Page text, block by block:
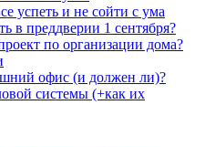
успеть и не сойти с ума
в преддверии 1 сентября?
по организации дома?
офис (и должен ли)?
системы (+как их